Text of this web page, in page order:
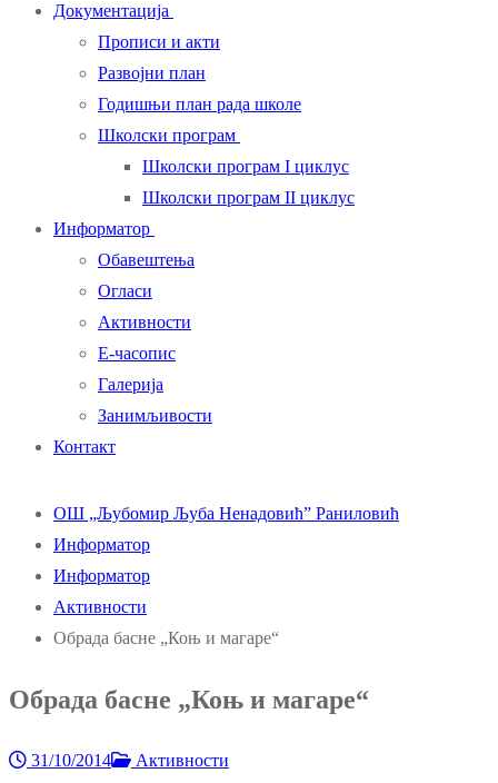
Документација
Прописи и акти
Развојни план
Годишњи план рада школе
Школски програм
Школски програм I циклус
Школски програм II циклус
Информатор
Обавештења
Огласи
Активности
Е-часопис
Галерија
Занимљивости
Контакт
ОШ „Љубомир Љуба Ненадовић” Раниловић
Информатор
Информатор
Активности
Обрада басне „Коњ и магаре“
Обрада басне „Коњ и магаре“
31/10/2014 Активности